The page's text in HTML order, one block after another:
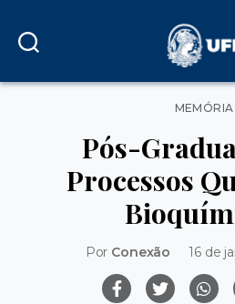
MEMÓRIA
Pós-
Processos
Por Conexão 16 de